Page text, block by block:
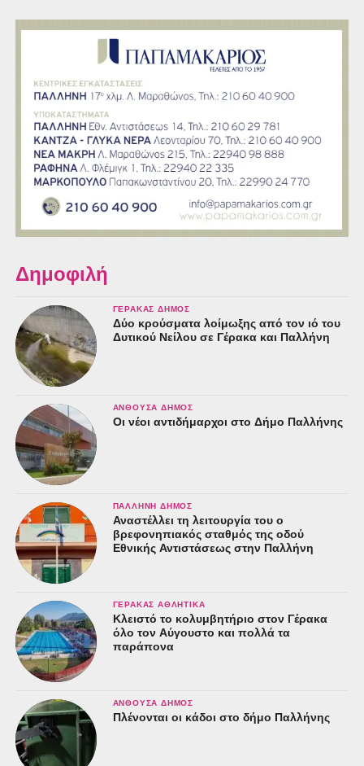
Δημοφιλή
ΓΈΡΑΚΑΣ ΔΉΜΟΣ
Δύο κρούσματα λοίμωξης από τον ιό του
Δυτικού Νείλου σε Γέρακα και Παλλήνη
ΑΝΘΟΎΣΑ ΔΉΜΟΣ
Οι νέοι αντιδήμαρχοι στο Δήμο Παλλήνης
ΠΑΛΛΉΝΗ ΔΉΜΟΣ
Αναστέλλει τη λειτουργία του ο
βρεφονηπιακός σταθμός της οδού
Εθνικής Αντιστάσεως στην Παλλήνη
ΓΈΡΑΚΑΣ ΑΘΛΗΤΙΚΆ
Κλειστό το κολυμβητήριο στον Γέρακα
όλο τον Αύγουστο και πολλά τα
παράπονα
ΑΝΘΟΎΣΑ ΔΉΜΟΣ
Πλένονται οι κάδοι στο δήμο Παλλήνης